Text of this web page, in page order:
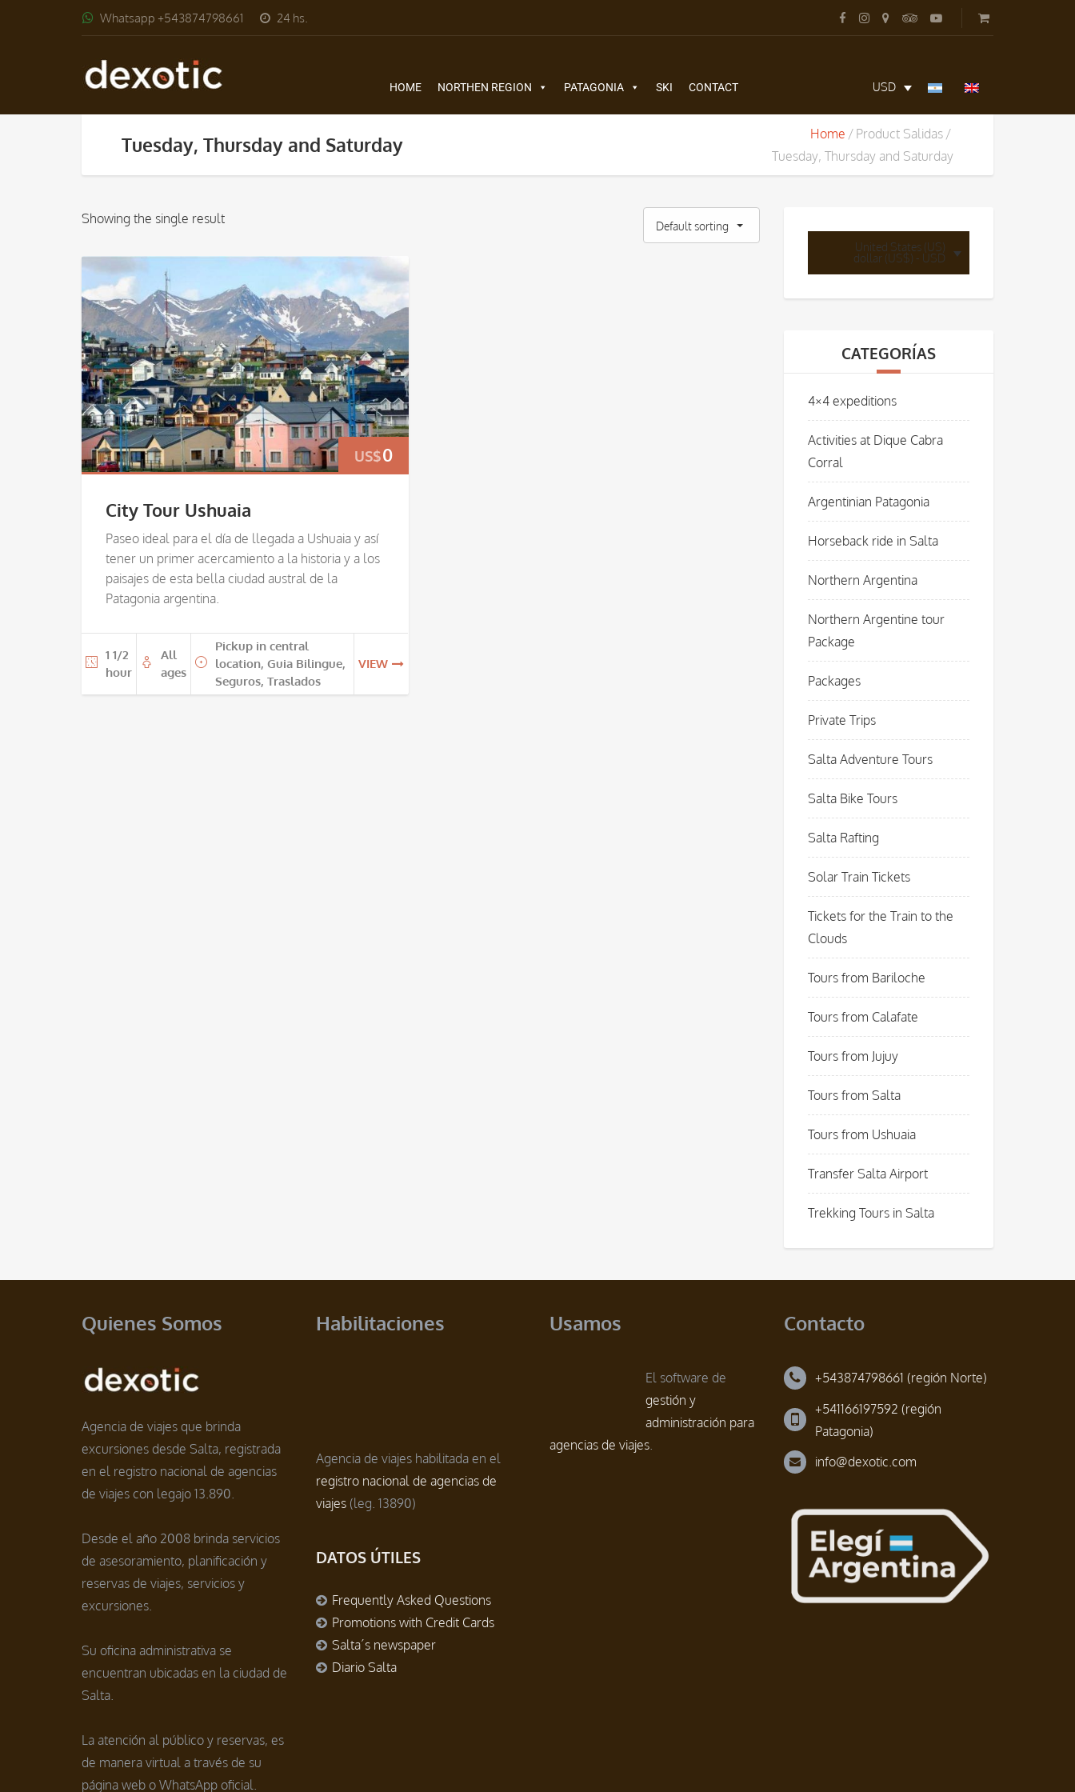
Whatsapp +543874798661 24 hs.
HOME NORTHEN REGION PATAGONIA SKI CONTACT USD
Tuesday, Thursday and Saturday Home
Product Salidas
Tuesday, Thursday and Saturday
Showing the single result Default sorting
US$0
City Tour Ushuaia
Paseo ideal para el día de llegada a Ushuaia y así
tener un primer acercamiento a la historia y a los
paisajes de esta bella ciudad austral de la
Patagonia argentina.
1 1/2
hour
All
ages
Pickup in central
location, Guia Bilingue,
Seguros, Traslados
VIEW
United States (US)
dollar (US$) - USD
CATEGORÍAS
4×4 expeditions
Activities at Dique Cabra
Corral
Argentinian Patagonia
Horseback ride in Salta
Northern Argentina
Northern Argentine tour
Package
Packages
Private Trips
Salta Adventure Tours
Salta Bike Tours
Salta Rafting
Solar Train Tickets
Tickets for the Train to the
Clouds
Tours from Bariloche
Tours from Calafate
Tours from Jujuy
Tours from Salta
Tours from Ushuaia
Transfer Salta Airport
Trekking Tours in Salta
Quienes Somos
Agencia de viajes que brinda
excursiones desde Salta, registrada
en el registro nacional de agencias
de viajes con legajo 13.890.
Desde el año 2008 brinda servicios
de asesoramiento, planificación y
reservas de viajes, servicios y
excursiones.
Su oficina administrativa se
encuentran ubicadas en la ciudad de
Salta.
La atención al público y reservas, es
de manera virtual a través de su
página web o WhatsApp oficial.
Habilitaciones
Agencia de viajes habilitada en el
registro nacional de agencias de
viajes(leg. 13890)
DATOS ÚTILES
Frequently Asked Questions
Promotions with Credit Cards
Salta´s newspaper
Diario Salta
Usamos
El software de
gestión y
administración para
agencias de viajes.
Contacto
+543874798661 (región Norte)
+541166197592 (región
Patagonia)
info@dexotic.com